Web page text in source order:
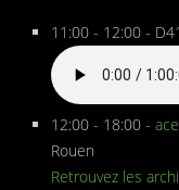
11:00 - 12:00 -
12:00 - 18:00 -
Rouen
Retrouvez les